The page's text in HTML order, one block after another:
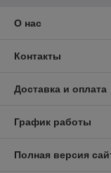
О нас
Контакты
Доставка и оплата
График работы
Полная версия